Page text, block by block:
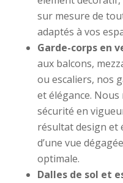
sur mesure de
adaptés à vos
Garde-corps en
aux balcons,
ou escaliers, nos
et élégance.
sécurité en
résultat design et
d’une vue
optimale.
Dalles de sol et